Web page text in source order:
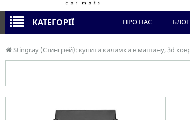
Stingray (Стингрей): купити килимки в машину, 3d
КАТЕГОРІЇ ПРО НАС БЛОГ